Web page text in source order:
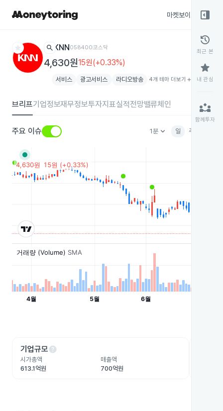
마켓보이스
star search KNN058400코스닥
4,630원15원(+0.33%)
서비스 광고서비스 라디오방송 4개 테마 더보기 add
브리프기업정보재무정보투자지표실적전망밸류체인
주요 이슈 1분keyboard_arrow_down 일 주
기업규모help
시가총액
613.1억원
매출액
700억원
right_panel_open
history
최근 본
star
내 관심
partner_exchange
함께투자